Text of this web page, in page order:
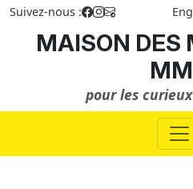
Suivez-nous :
MAISON DES
pour les